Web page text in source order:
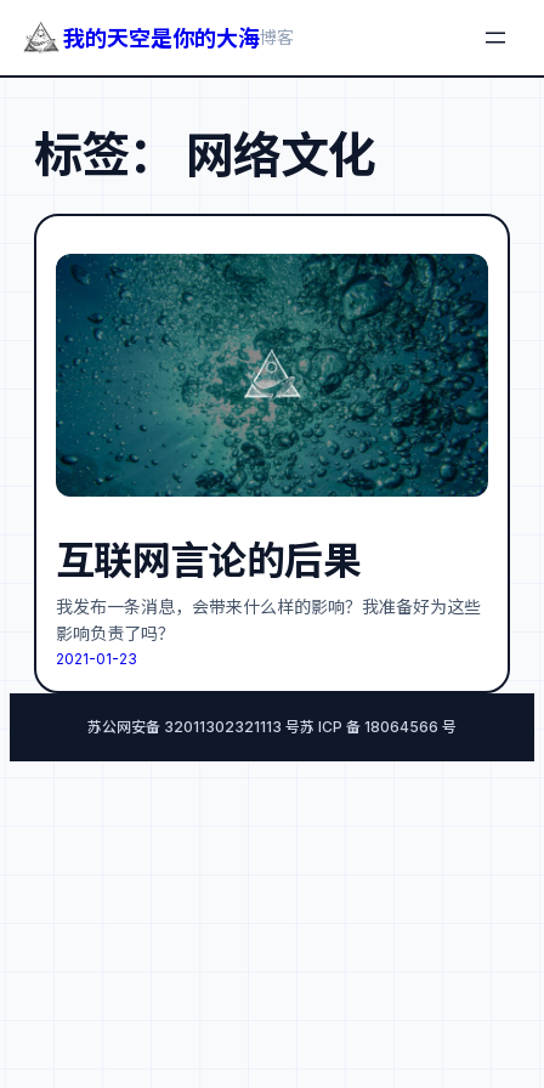
我的天空是你的大海博客
标签： 网络文化
互联网言论的后果
我发布一条消息，会带来什么样的影响？我准备好为这些
影响负责了吗？
2021-01-23
苏公网安备 32011302321113 号苏 ICP 备 18064566 号